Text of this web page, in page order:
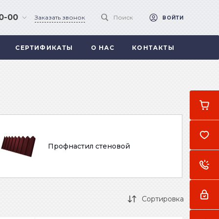
00 Заказать звонок Поиск ВОЙТИ
СЕРТИФИКАТЫ О НАС КОНТАКТЫ
Профнастил стеновой
Сортировка